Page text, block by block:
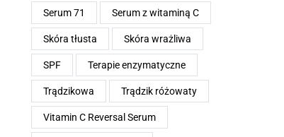
Serum 71 Serum z witaminą C
Skóra tłusta Skóra wrażliwa
SPF Terapie enzymatyczne
Trądzikowa Trądzik różowaty
Vitamin C Reversal Serum